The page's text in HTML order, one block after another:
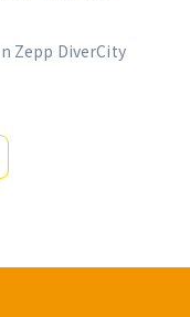
Zepp DiverCity